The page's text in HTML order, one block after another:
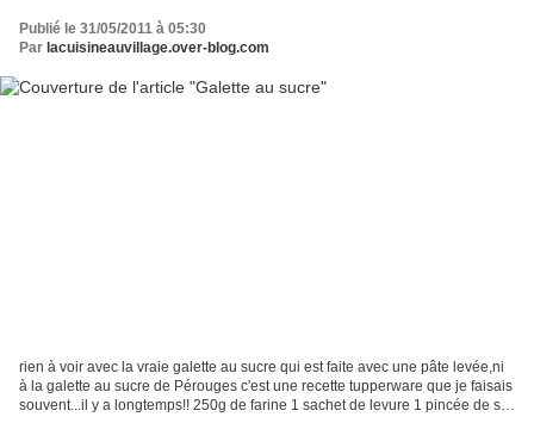
Publié le 31/05/2011 à 05:30
Par lacuisineauvillage.over-blog.com
rien à voir avec la vraie galette au sucre qui est faite avec une pâte levée,ni
à la galette au sucre de Pérouges c'est une recette tupperware que je faisais
souvent...il y a longtemps!! 250g de farine 1 sachet de levure 1 pincée de sel